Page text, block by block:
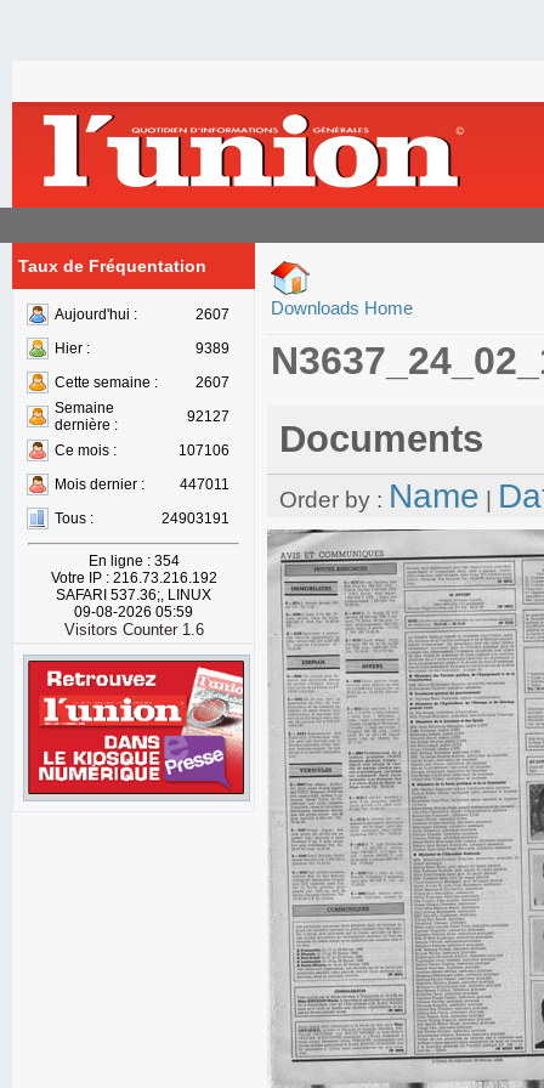
Taux de Fréquentation
Aujourd'hui :
2607
Hier :
9389
Cette semaine :
2607
Semaine
dernière :
92127
Ce mois :
107106
Mois dernier :
447011
Tous :
24903191
En ligne : 354
Votre IP : 216.73.216.192
SAFARI 537.36;, LINUX
09-08-2026 05:59
Visitors Counter 1.6
Downloads Home
Documents
Order by : Name